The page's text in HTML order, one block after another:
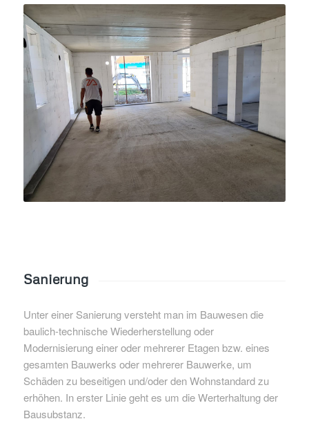
Sanierung
Unter einer Sanierung versteht man im Bauwesen die
baulich-technische Wiederherstellung oder
Modernisierung einer oder mehrerer Etagen bzw. eines
gesamten Bauwerks oder mehrerer Bauwerke, um
Schäden zu beseitigen und/oder den Wohnstandard zu
erhöhen. In erster Linie geht es um die Werterhaltung der
Bausubstanz.